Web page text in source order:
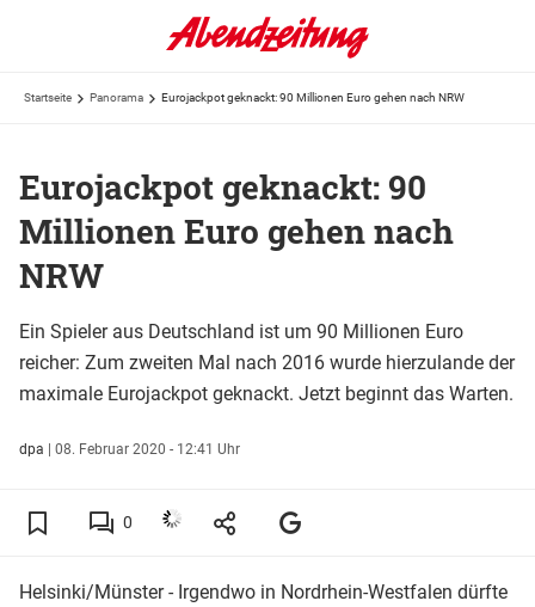
Startseite Panorama Eurojackpot geknackt: 90 Millionen Euro gehen nach NRW
Eurojackpot geknackt: 90
Millionen Euro gehen nach
NRW
Ein Spieler aus Deutschland ist um 90 Millionen Euro
reicher: Zum zweiten Mal nach 2016 wurde hierzulande der
maximale Eurojackpot geknackt. Jetzt beginnt das Warten.
dpa | 08. Februar 2020 - 12:41 Uhr
0
Helsinki/Münster - Irgendwo in Nordrhein-Westfalen dürfte